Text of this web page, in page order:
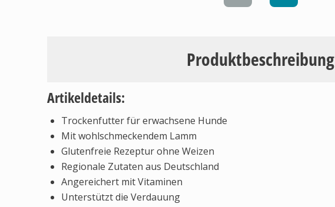
Produktbeschreibung
Artikeldetails:
Trockenfutter für erwachsene Hunde
Mit wohlschmeckendem Lamm
Glutenfreie Rezeptur ohne Weizen
Regionale Zutaten aus Deutschland
Angereichert mit Vitaminen
Unterstützt die Verdauung